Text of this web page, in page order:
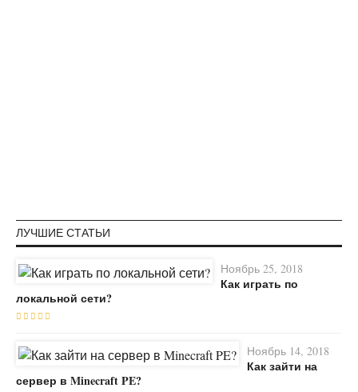
ЛУЧШИЕ СТАТЬИ
Ноябрь 25, 2018
Как играть по
локальной сети?
Ноябрь 14, 2018
Как зайти на
сервер в Minecraft PE?